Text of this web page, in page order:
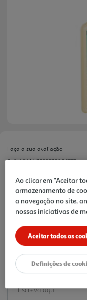
Faça a sua avaliação
Ref. / EAN:7899572806775
30.18 €/Kg
-20%
15,09 €
Promoção:de 2/4/2026 a 6/9/2026
Notas de preparação
Ao clicar em "Aceitar
armazenamento de
a navegação no site,
nossas iniciativas de
Aceitar todos os
Definições de